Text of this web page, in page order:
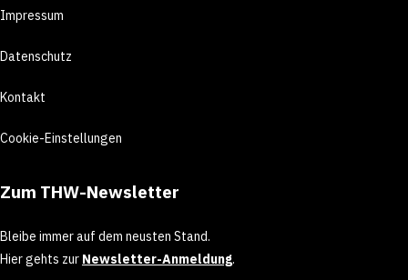
Impressum
Datenschutz
Kontakt
Cookie-Einstellungen
Zum THW-Newsletter
Bleibe immer auf dem neusten Stand.
Hier gehts zur Newsletter-Anmeldung.